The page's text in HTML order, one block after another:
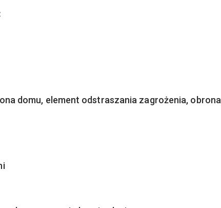
domu, element odstraszania zagrożenia, obrona